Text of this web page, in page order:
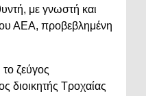
με γνωστή και
ΑΕΑ, προβεβλημένη
το ζεύγος
διοικητής Τροχαίας